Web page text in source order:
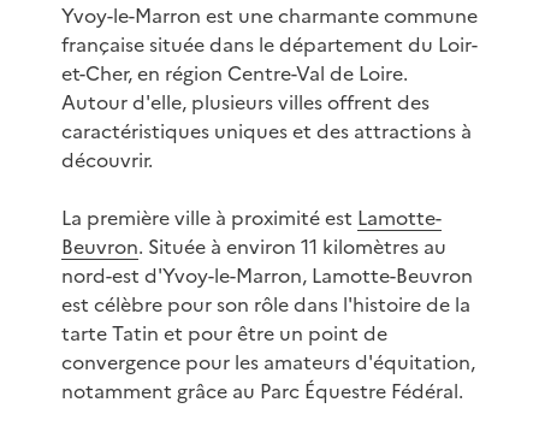
Yvoy-le-Marron est une charmante commune
française située dans le département du Loir-
et-Cher, en région Centre-Val de Loire.
Autour d'elle, plusieurs villes offrent des
caractéristiques uniques et des attractions à
découvrir.
La première ville à proximité est Lamotte-
Beuvron. Située à environ 11 kilomètres au
nord-est d'Yvoy-le-Marron, Lamotte-Beuvron
est célèbre pour son rôle dans l'histoire de la
tarte Tatin et pour être un point de
convergence pour les amateurs d'équitation,
notamment grâce au Parc Équestre Fédéral.